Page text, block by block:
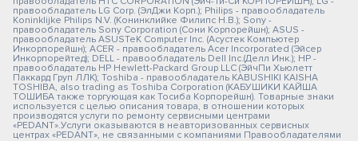
правообладатель LG Corp. (ЭлДжи Корп.); Philips - правообладатель
Koninklijke Philips N.V. (Конинклийке Филипс Н.В.); Sony -
правообладатель Sony Corporation (Сони Корпорейшн); ASUS -
правообладатель ASUSTeK Computer Inc. (Асустек Компьютер
Инкорпорейшн); ACER - правообладатель Acer Incorporated (Эйсер
Инкорпорейтед); DELL - правообладатель Dell Inc.(Делл Инк.); HP -
правообладатель HP Hewlett-Packard Group LLC (ЭйчПи Хьюлетт
Паккард Груп ЛЛК); Toshiba - правообладатель KABUSHIKI KAISHA
TOSHIBA, also trading as Toshiba Corporation (КАБУШИКИ КАЙША
ТОШИБА также торгующая как Тосиба Корпорейшн). Товарные знаки
используется с целью описания товара, в отношении которых
производятся услуги по ремонту сервисными центрами
«PEDANT».Услуги оказываются в неавторизованных сервисных
центрах «PEDANT», не связанными с компаниями Правообладателями